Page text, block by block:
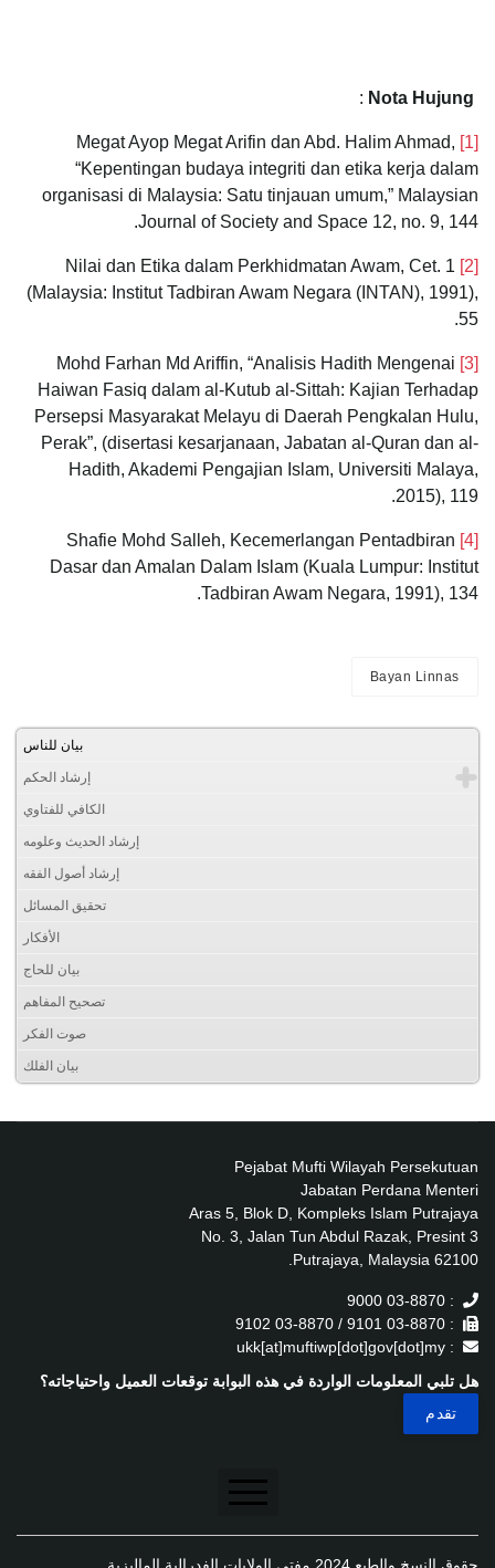
:
[1]
Megat Ayop Megat Arifin dan Abd. Halim Ahmad,
“Kepentingan budaya integriti dan etika kerja dalam
organisasi di Malaysia: Satu tinjauan umum,” Malaysian
Journal of Society and Space 12, no. 9, 144.
[2]
Nilai dan Etika dalam Perkhidmatan Awam, Cet. 1
(Malaysia: Institut Tadbiran Awam Negara (INTAN), 1991),
55.
[3]
Mohd Farhan Md Ariffin, “Analisis Hadith Mengenai
Haiwan Fasiq dalam al-Kutub al-Sittah: Kajian Terhadap
Persepsi Masyarakat Melayu di Daerah Pengkalan Hulu,
Perak”, (disertasi kesarjanaan, Jabatan al-Quran dan al-
Hadith, Akademi Pengajian Islam, Universiti Malaya,
2015), 119.
[4]
Shafie Mohd Salleh, Kecemerlangan Pentadbiran
Dasar dan Amalan Dalam Islam (Kuala Lumpur: Institut
Tadbiran Awam Negara, 1991), 134.
Bayan Linnas
بيان للناس
إرشاد الحكم
الكافي للفتاوي
إرشاد الحديث وعلومه
إرشاد أصول الفقه
تحقيق المسائل
الأفكار
بيان للحاج
تصحيح المفاهم
صوت الفكر
بيان الفلك
Pejabat Mufti Wilayah Persekutuan
Jabatan Perdana Menteri
Aras 5, Blok D, Kompleks Islam Putrajaya
No. 3, Jalan Tun Abdul Razak, Presint 3
62100 Putrajaya, Malaysia.
: 03-8870 9000
: 03-8870 9101 / 03-8870 9102
: ukk[at]muftiwp[dot]gov[dot]my
هل تلبي المعلومات الواردة في هذه البوابة توقعات العميل واحتياجاته؟
تنصل
حقوق النسخ والطبع 2024 مفتي الولايات الفدرالية الماليزية